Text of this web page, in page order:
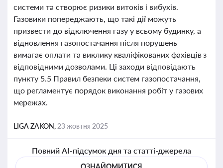
системи та створює ризики витоків і вибухів.
Газовики попереджають, що такі дії можуть
призвести до відключення газу у всьому будинку, а
відновлення газопостачання після порушень
вимагає оплати та виклику кваліфікованих фахівців з
відповідними дозволами. Ці заходи відповідають
пункту 5.5 Правил безпеки систем газопостачання,
що регламентує порядок виконання робіт у газових
мережах.
LIGA ZAKON, 23 жовтня 2025
Повний AI-підсумок дня та статті-джерела
ОЗНАЙОМИТИСЯ